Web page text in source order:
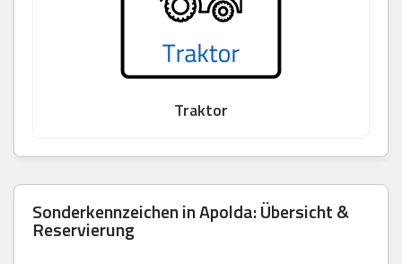
Traktor
Sonderkennzeichen in Apolda: Übersicht &
Reservierung